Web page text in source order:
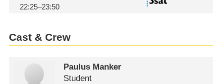
22:25–23:50
Cast & Crew
Paulus Manker
Student